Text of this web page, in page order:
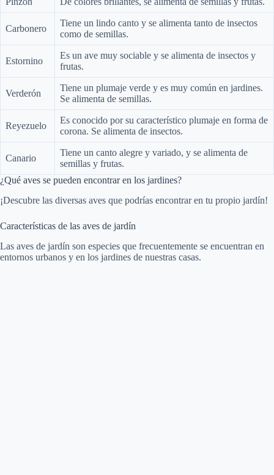
Carbonero
Tiene un lindo canto y se alimenta tanto de insectos
como de semillas.
Estornino
Es un ave muy sociable y se alimenta de insectos y
frutas.
Verderón
Tiene un plumaje verde y es muy común en jardines.
Se alimenta de semillas.
Reyezuelo
Es conocido por su característico plumaje en forma de
corona. Se alimenta de insectos.
Canario
Tiene un canto alegre y variado, y se alimenta de
semillas y frutas.
¿Qué aves se pueden encontrar en los jardines?
¡Descubre las diversas aves que podrías encontrar en tu propio jardín!
Características de las aves de jardín
Las aves de jardín son especies que frecuentemente se encuentran en
entornos urbanos y en los jardines de nuestras casas.